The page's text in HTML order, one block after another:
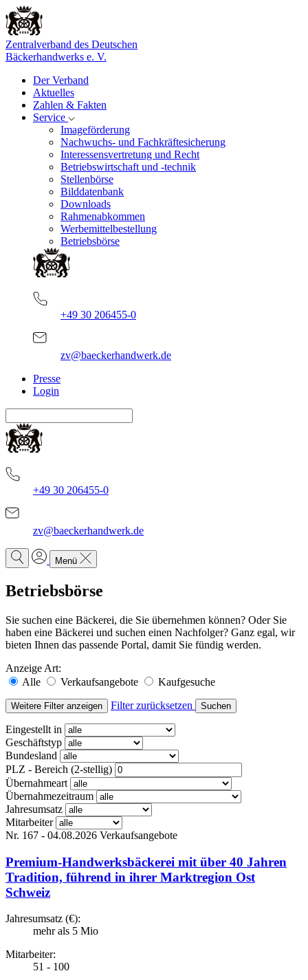
Zentralverband des Deutschen
Bäckerhandwerks e. V.
Der Verband
Aktuelles
Zahlen & Fakten
Service
Imageförderung
Nachwuchs- und Fachkräftesicherung
Interessensvertretung und Recht
Betriebswirtschaft und -technik
Stellenbörse
Bilddatenbank
Downloads
Rahmenabkommen
Werbemittelbestellung
Betriebsbörse
+49 30 206455-0
zv@baeckerhandwerk.de
Presse
Login
+49 30 206455-0
zv@baeckerhandwerk.de
Menü
Betriebsbörse
Sie suchen eine Bäckerei, die Sie übernehmen können? Oder Sie
haben eine Bäckerei und suchen einen Nachfolger? Ganz egal, wir
bieten Ihnen das passende Portal, damit Sie fündig werden.
Anzeige Art:
Alle
Verkaufsangebote Kaufgesuche
Weitere Filter anzeigen Filter zurücksetzen Suchen
Eingestellt in
Geschäftstyp
Bundesland
PLZ - Bereich (2-stellig)
Übernahmeart
Übernahmezeitraum
Jahresumsatz
Mitarbeiter
Nr. 167 - 04.08.2026 Verkaufsangebote
Premium-Handwerksbäckerei mit über 40 Jahren
Tradition, führend in ihrer Marktregion Ost
Schweiz
Jahresumsatz (€):
mehr als 5 Mio
Mitarbeiter:
51 - 100